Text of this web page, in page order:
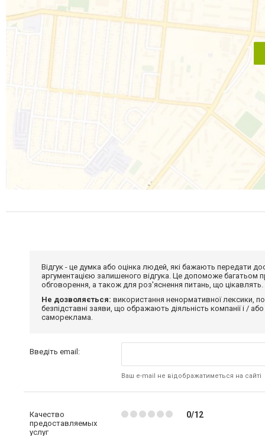
Відгук - це думка або оцінка людей, які бажають передати
аргументацією залишеного відгука. Це допоможе багатьом
обговорення, а також для роз'яснення питань, що цікавлять.
Не дозволяється: використання ненормативної лексики,
безпідставні заяви, що ображають діяльність компанії і /
самореклама.
Введіть email:
Ваш e-mail не відображатиметься на сайті
Качество
предоставляемых
услуг
0/12